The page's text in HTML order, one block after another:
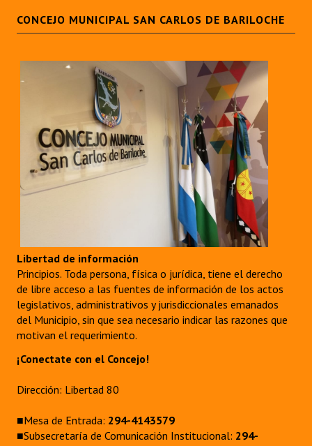
CONCEJO MUNICIPAL SAN CARLOS DE BARILOCHE
Libertad de información
Principios. Toda persona, física o jurídica, tiene el derecho
de libre acceso a las fuentes de información de los actos
legislativos, administrativos y jurisdiccionales emanados
del Municipio, sin que sea necesario indicar las razones que
motivan el requerimiento.
¡Conectate con el Concejo!
Dirección: Libertad 80
■Mesa de Entrada: 294-4143579
■Subsecretaría de Comunicación Institucional: 294-